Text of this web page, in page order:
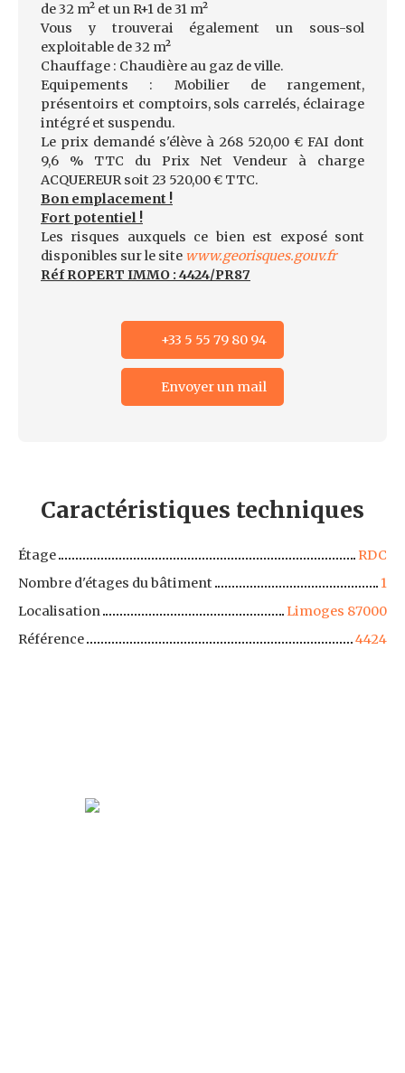
de 32 m² et un R+1 de 31 m²
Vous y trouverai également un sous-sol
exploitable de 32 m²
Chauffage : Chaudière au gaz de ville.
Equipements : Mobilier de rangement,
présentoirs et comptoirs, sols carrelés, éclairage
intégré et suspendu.
Le prix demandé s'élève à 268 520,00 € FAI dont
9,6 % TTC du Prix Net Vendeur à charge
ACQUEREUR soit 23 520,00 € TTC.
Bon emplacement !
Fort potentiel !
Les risques auxquels ce bien est exposé sont
disponibles sur le site www.georisques.gouv.fr
Réf ROPERT IMMO : 4424/PR87
+33 5 55 79 80 94
Envoyer un mail
Caractéristiques techniques
Étage
RDC
Nombre d'étages du bâtiment
1
Localisation
Limoges 87000
Référence
4424